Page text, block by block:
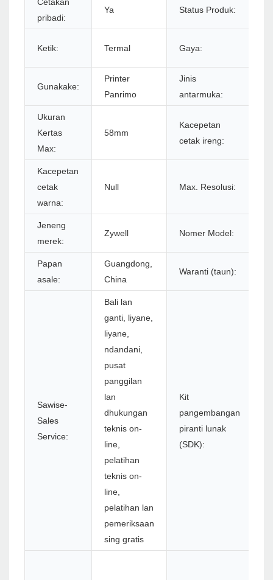
pribadi:
Ya Status Produk:
Ketik: Termal Gaya:
Gunakake:
Printer
Panrimo
Jinis
antarmuka:
Ukuran
Kertas
Max:
58mm
Kacepetan
cetak ireng:
Kacepetan
cetak
warna:
Null Max. Resolusi:
Jeneng
merek:
Zywell Nomer Model:
Papan
asale:
Guangdong,
China
Waranti (taun):
Sawise-
Sales
Service:
Bali lan
ganti, liyane,
liyane,
ndandani,
pusat
panggilan
lan
dhukungan
teknis on-
line,
pelatihan
teknis on-
line,
pelatihan lan
pemeriksaan
sing gratis
Kit
pangembangan
piranti lunak
(SDK):